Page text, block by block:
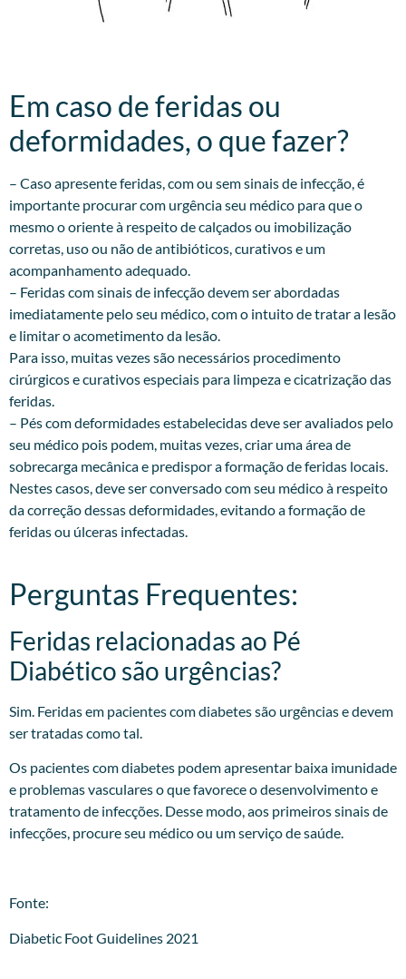
Em caso de feridas ou
deformidades, o que fazer?​
– Caso apresente feridas, com ou sem sinais de infecção, é
importante procurar com urgência seu médico para que o
mesmo o oriente à respeito de calçados ou imobilização
corretas, uso ou não de antibióticos, curativos e um
acompanhamento adequado.
– Feridas com sinais de infecção devem ser abordadas
imediatamente pelo seu médico, com o intuito de tratar a lesão
e limitar o acometimento da lesão.
Para isso, muitas vezes são necessários procedimento
cirúrgicos e curativos especiais para limpeza e cicatrização das
feridas.
– Pés com deformidades estabelecidas deve ser avaliados pelo
seu médico pois podem, muitas vezes, criar uma área de
sobrecarga mecânica e predispor a formação de feridas locais.
Nestes casos, deve ser conversado com seu médico à respeito
da correção dessas deformidades, evitando a formação de
feridas ou úlceras infectadas.
Perguntas Frequentes:
Feridas relacionadas ao Pé
Diabético são urgências?
Sim. Feridas em pacientes com diabetes são urgências e devem
ser tratadas como tal.
Os pacientes com diabetes podem apresentar baixa imunidade
e problemas vasculares o que favorece o desenvolvimento e
tratamento de infecções. Desse modo, aos primeiros sinais de
infecções, procure seu médico ou um serviço de saúde.
Fonte:
Diabetic Foot Guidelines 2021